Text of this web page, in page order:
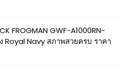
FROGMAN GWF-A1000RN-
Royal Navy สภาพสวยครบ ราคา